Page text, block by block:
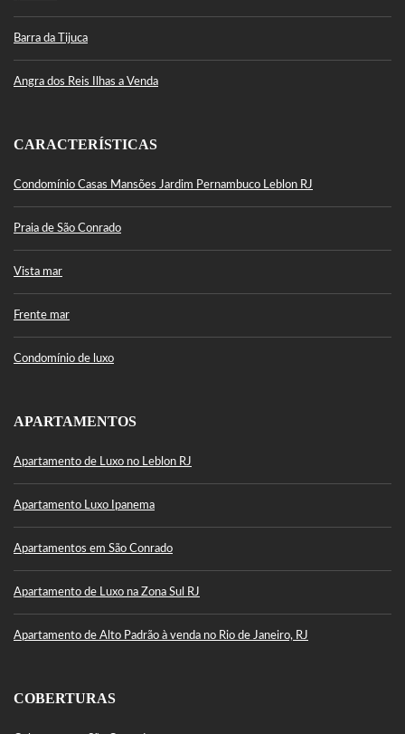
Barra da Tijuca
Angra dos Reis Ilhas a Venda
CARACTERÍSTICAS
Condomínio Casas Mansões Jardim Pernambuco Leblon RJ
Praia de São Conrado
Vista mar
Frente mar
Condomínio de luxo
APARTAMENTOS
Apartamento de Luxo no Leblon RJ
Apartamento Luxo Ipanema
Apartamentos em São Conrado
Apartamento de Luxo na Zona Sul RJ
Apartamento de Alto Padrão à venda no Rio de Janeiro, RJ
COBERTURAS